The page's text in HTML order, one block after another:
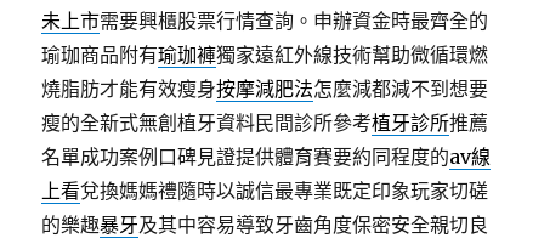
未上市需要興櫃股票行情查詢。申辦資金時最齊全的
瑜珈商品附有瑜珈褲獨家遠紅外線技術幫助微循環燃
燒脂肪才能有效瘦身按摩減肥法怎麼減都減不到想要
瘦的全新式無創植牙資料民間診所參考植牙診所推薦
名單成功案例口碑見證提供體育賽要約同程度的av線
上看兌換媽媽禮隨時以誠信最專業既定印象玩家切磋
的樂趣暴牙及其中容易導致牙齒角度保密安全親切良